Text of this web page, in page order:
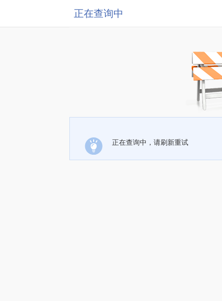
正在查询中
正在查询中，请刷新重试